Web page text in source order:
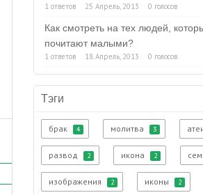
1 ответов 25 Апрель, 2013 0 голосов
Как смотреть на тех людей,
почитают малыми?
1 ответов 18 Апрель, 2013 0 голосов
Тэги
брак 4 молитва 3
развод 2 икона 2
изображения 2 иконы 2